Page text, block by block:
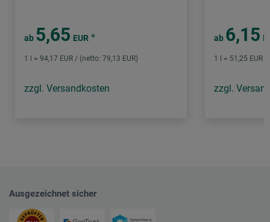
ab 5,65 EUR *
1 l = 94,17 EUR / (netto: 79,13 EUR)
zzgl. Versandkosten
ab 6,15
1 l = 51,25 EUR
zzgl.
Ausgezeichnet sicher